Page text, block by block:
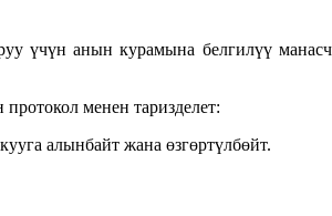
анын курамына белгилүү
менен таризделет:
алынбайт жана өзгөртүлбөйт.